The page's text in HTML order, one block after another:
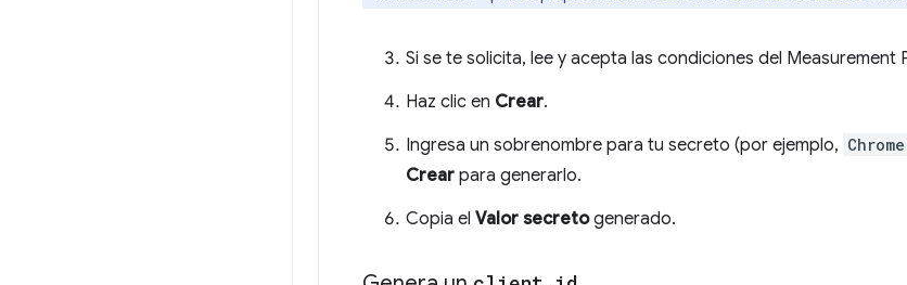
Si se te solicita, lee y acepta las condiciones del Measurement
Haz clic en Crear.
Ingresa un sobrenombre para tu secreto (por ejemplo,
Crear para generarlo.
Copia el Valor secretogenerado.